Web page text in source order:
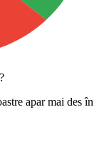
apar mai des în